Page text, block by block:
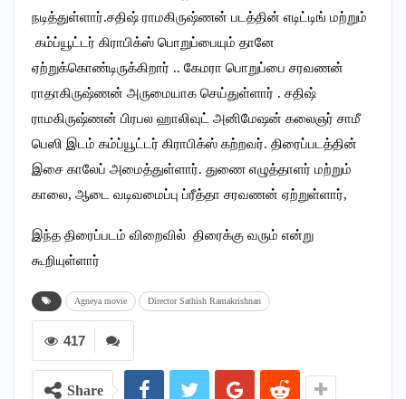
நடித்துள்ளார்.சதிஷ் ராமகிருஷ்ணன் படத்தின் எடிட்டிங் மற்றும்
கம்ப்யூட்டர் கிராபிக்ஸ் பொறுப்பையும் தானே
ஏற்றுக்கொண்டிருக்கிறார் .. கேமரா பொறுப்பை சரவணன்
ராதாகிருஷ்ணன் அருமையாக செய்துள்ளார் . சதிஷ்
ராமகிருஷ்ணன் பிரபல ஹாலிவுட் அனிமேஷன் கலைஞர் சாமீ
பெஸி இடம் கம்ப்யூட்டர் கிராபிக்ஸ் கற்றவர். திரைப்படத்தின்
இசை காலேப் அமைத்துள்ளார். துணை எழுத்தாளர் மற்றும்
காலை, ஆடை வடிவமைப்பு ப்ரீத்தா சரவணன் ஏற்றுள்ளார்,
இந்த திரைப்படம் விறைவில் திரைக்கு வரும் என்று
கூறியுள்ளார்
Agneya movie Director Sathish Ramakrishnan
417
Share